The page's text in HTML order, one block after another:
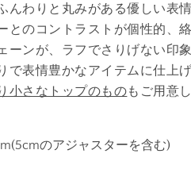
んわりと丸みがある優しい表
とのコントラストが個性的、
ーンが、ラフでさりげない印
で表情豊かなアイテムに仕上
小さなトップのものもご用意
のアジャスターを含む)